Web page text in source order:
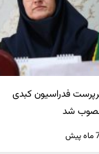
فدراسیون کبدی
شد
پیش